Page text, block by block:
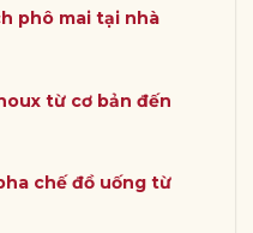
phô mai tại nhà
từ cơ bản đến
chế đồ uống từ